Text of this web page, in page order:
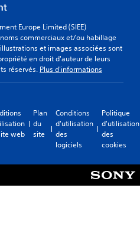
Europe Limited (SIEE)
commerciaux et/ou habillage
et images associées sont
en droit d'auteur de leurs
réservés. Plus d'informations
web
Plan
du
site
Conditions
d'utilisation
des
logiciels
Politique
d'utilisation
des
cookies